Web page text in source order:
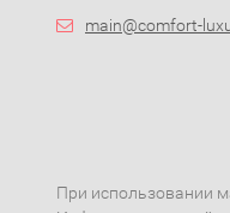
main@comfort-
При использовании